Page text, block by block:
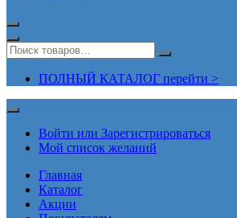
ПОЛНЫЙ КАТАЛОГ перейти >
Войти или Зарегистрироваться
Мой список желаний
Главная
Каталог
Акции